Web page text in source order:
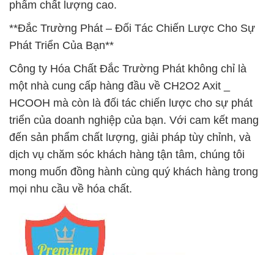
phẩm chất lượng cao.
**Đắc Trường Phát – Đối Tác Chiến Lược Cho Sự
Phát Triển Của Bạn**
Công ty Hóa Chất Đắc Trường Phát không chỉ là
một nhà cung cấp hàng đầu về CH2O2 Axit _
HCOOH mà còn là đối tác chiến lược cho sự phát
triển của doanh nghiệp của bạn. Với cam kết mang
đến sản phẩm chất lượng, giải pháp tùy chỉnh, và
dịch vụ chăm sóc khách hàng tận tâm, chúng tôi
mong muốn đồng hành cùng quý khách hàng trong
mọi nhu cầu về hóa chất.